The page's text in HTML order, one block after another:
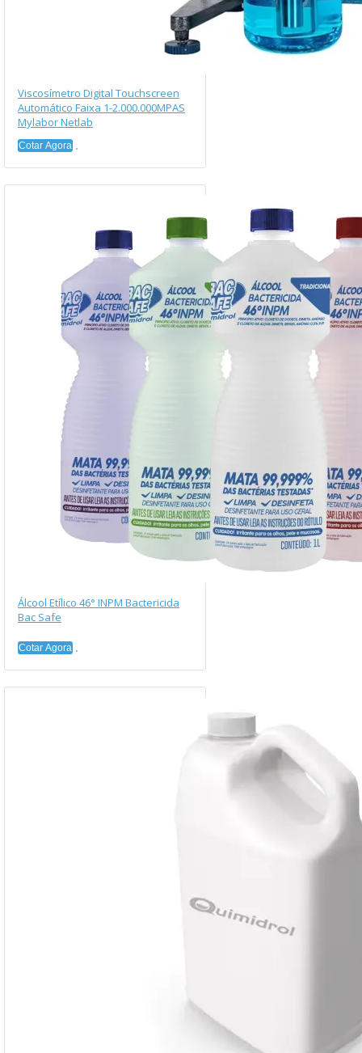
Viscosímetro Digital Touchscreen
Automático Faixa 1-2.000.000MPAS
Mylabor Netlab
Cotar Agora
Álcool Etílico 46° INPM Bactericida
Bac Safe
Cotar Agora